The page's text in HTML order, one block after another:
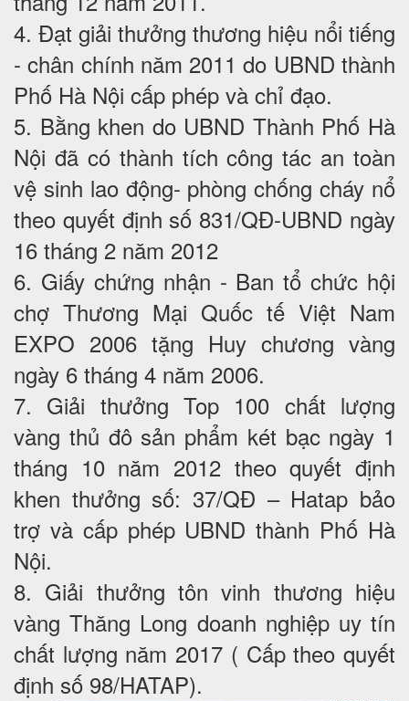
4. Đạt giải thưởng thương hiệu nổi tiếng
- chân chính năm 2011 do UBND thành
Phố Hà Nội cấp phép và chỉ đạo.
5. Bằng khen do UBND Thành Phố Hà
Nội đã có thành tích công tác an toàn
vệ sinh lao động- phòng chống cháy nổ
theo quyết định số 831/QĐ-UBND ngày
16 tháng 2 năm 2012
6. Giấy chứng nhận - Ban tổ chức hội
chợ Thương Mại Quốc tế Việt Nam
EXPO 2006 tặng Huy chương vàng
ngày 6 tháng 4 năm 2006.
7. Giải thưởng Top 100 chất lượng
vàng thủ đô sản phẩm két bạc ngày 1
tháng 10 năm 2012 theo quyết định
khen thưởng số: 37/QĐ – Hatap bảo
trợ và cấp phép UBND thành Phố Hà
Nội.
8. Giải thưởng tôn vinh thương hiệu
vàng Thăng Long doanh nghiệp uy tín
chất lượng năm 2017 ( Cấp theo quyết
định số 98/HATAP).